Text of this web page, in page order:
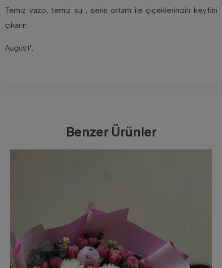
Temiz vazo, temiz su , serin ortam ile çiçeklerinizin keyfini
çıkarın.
August'.
Benzer Ürünler